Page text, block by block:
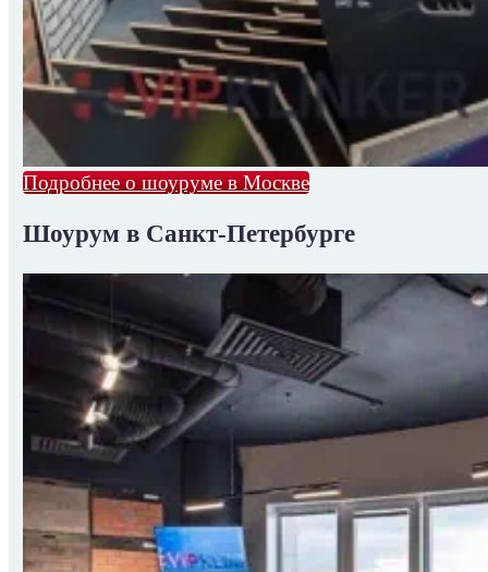
Подробнее о шоуруме в Москве
Шоурум в Санкт-Петербурге